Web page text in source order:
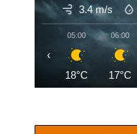
3.4 m/s
05:00
18°C
06:00
17°C
‹